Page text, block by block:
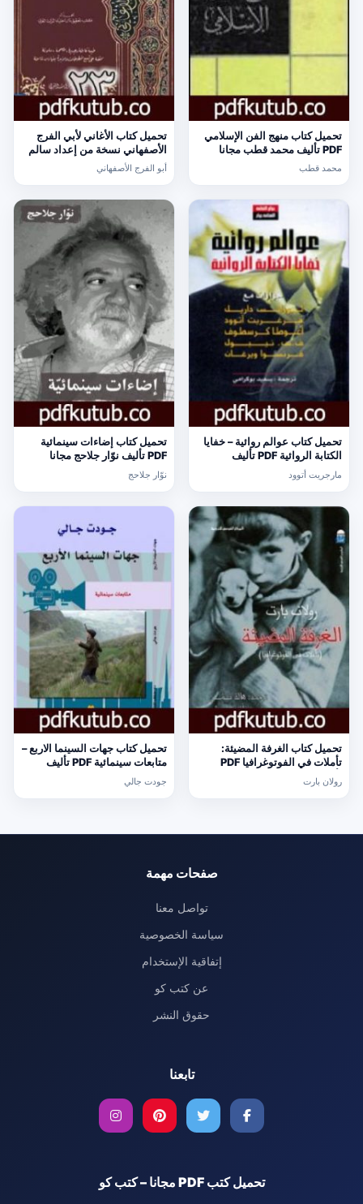
تحميل كتاب منهج الفن الإسلامي
PDF تأليف محمد قطب مجانا
[كامل]
محمد قطب
تحميل كتاب الأغاني لأبي الفرج
الأصفهاني نسخة من إعداد سالم
الدليمي – الجزء الثالث والعشرون
PDF تأليف أبو الفرج الأصفهاني
أبو الفرج الأصفهاني
تحميل كتاب عوالم روائية – خفايا
الكتابة الروائية PDF تأليف
مارجريت أتوود مجانا [كامل]
مارجريت أتوود
تحميل كتاب إضاءات سينمائية
PDF تأليف نوّار جلاحج مجانا
[كامل]
نوّار جلاحج
تحميل كتاب الغرفة المضيئة:
تأملات في الفوتوغرافيا PDF
تأليف رولان بارت مجانا [كامل]
رولان بارت
تحميل كتاب جهات السينما الاربع –
متابعات سينمائية PDF تأليف
جودت جالي مجانا [كامل]
جودت جالي
صفحات مهمة
تواصل معنا
سياسة الخصوصية
إتفاقية الإستخدام
عن كتب كو
حقوق النشر
تابعنا
تحميل كتب PDF مجانا – كتب كو